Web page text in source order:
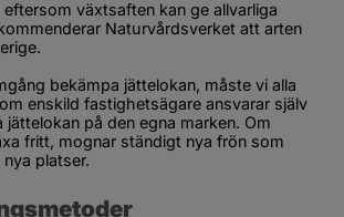
växtsaften kan ge allvarliga
Naturvårdsverket att arten
bekämpa jättelokan, måste vi alla
enskild fastighetsägare ansvarar själv
på den egna marken. Om
fritt, mognar ständigt nya frön som
platser.